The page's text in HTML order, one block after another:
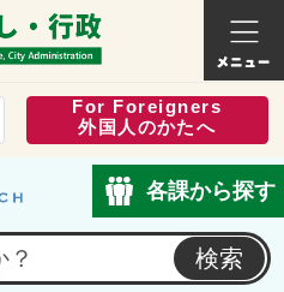
常総市公式ホームページ
くらし
For Foreigners
外国人のかたへ
各課から探す